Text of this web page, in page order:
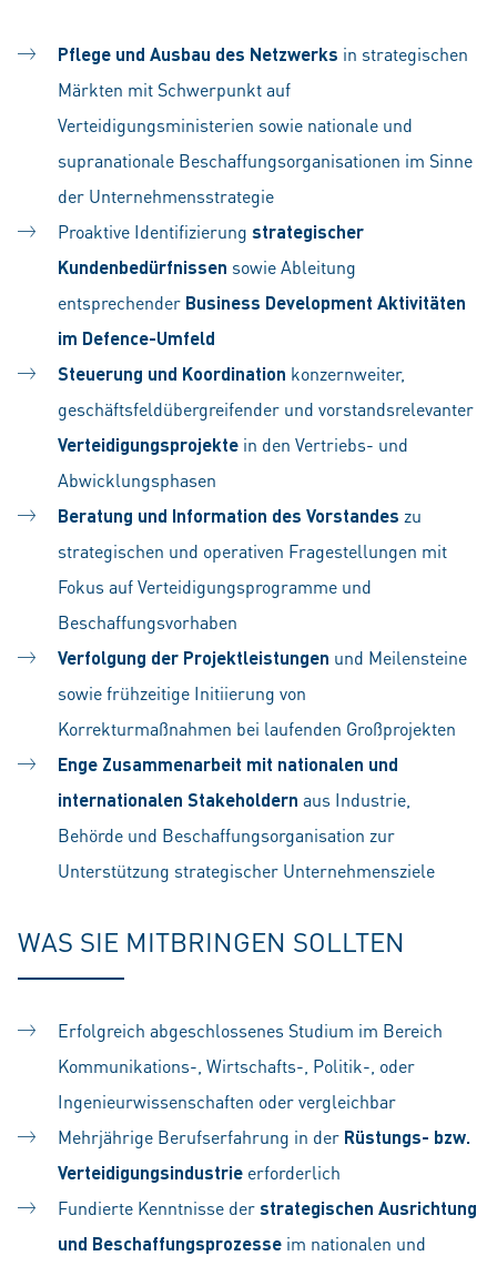
Pflege und Ausbau des Netzwerks in strategischen
Märkten mit Schwerpunkt auf
Verteidigungsministerien sowie nationale und
supranationale Beschaffungsorganisationen im Sinne
der Unternehmensstrategie
Proaktive Identifizierung strategischer
Kundenbedürfnissen sowie Ableitung
entsprechender Business Development Aktivitäten
im Defence-Umfeld
Steuerung und Koordination konzernweiter,
geschäftsfeldübergreifender und vorstandsrelevanter
Verteidigungsprojekte in den Vertriebs- und
Abwicklungsphasen
Beratung und Information des Vorstandes zu
strategischen und operativen Fragestellungen mit
Fokus auf Verteidigungsprogramme und
Beschaffungsvorhaben
Verfolgung der Projektleistungen und Meilensteine
sowie frühzeitige Initiierung von
Korrekturmaßnahmen bei laufenden Großprojekten
Enge Zusammenarbeit mit nationalen und
internationalen Stakeholdern aus Industrie,
Behörde und Beschaffungsorganisation zur
Unterstützung strategischer Unternehmensziele
WAS SIE MITBRINGEN SOLLTEN
Erfolgreich abgeschlossenes Studium im Bereich
Kommunikations-, Wirtschafts-, Politik-, oder
Ingenieurwissenschaften oder vergleichbar
Mehrjährige Berufserfahrung in der Rüstungs- bzw.
Verteidigungsindustrie erforderlich
Fundierte Kenntnisse derstrategischen Ausrichtung
und Beschaffungsprozesse im nationalen und